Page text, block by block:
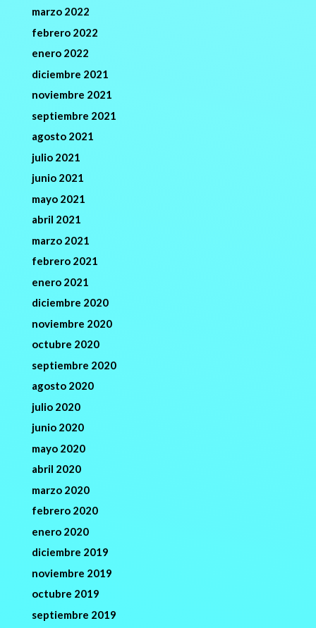
marzo 2022
febrero 2022
enero 2022
diciembre 2021
noviembre 2021
septiembre 2021
agosto 2021
julio 2021
junio 2021
mayo 2021
abril 2021
marzo 2021
febrero 2021
enero 2021
diciembre 2020
noviembre 2020
octubre 2020
septiembre 2020
agosto 2020
julio 2020
junio 2020
mayo 2020
abril 2020
marzo 2020
febrero 2020
enero 2020
diciembre 2019
noviembre 2019
octubre 2019
septiembre 2019